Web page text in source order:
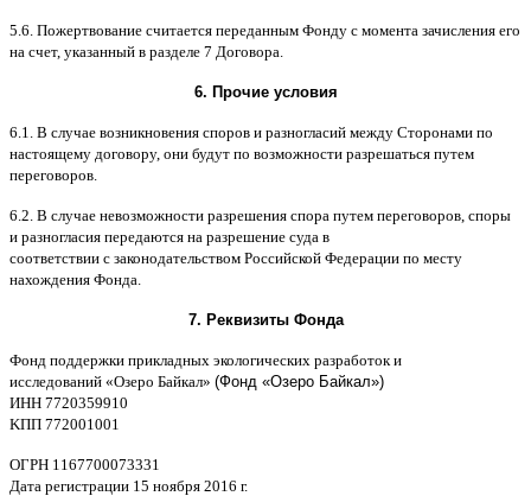
5.6. Пожертвование считается переданным Фонду с момента зачисления его
на счет, указанный в разделе 7 Договора
6. Прочие условия
6.1. B случае возникновения споров и разногласий между Сторонами по
настоящему договору, они будут по возможности разрешаться путем
переговоров
6.2. B случае невозможности разрешения спора путем переговоров споры
и разногласия передаются на разрешение суда в
соответствии c законодательством Российской Федерации по месту
нахождения Фонда
7. Реквизиты Фонда
Фонд поддержки прикладных экологических разработок и
исследований «Озеро Байкал» (Фонд «Озеро Байкал»)
ИНН 7720359910
KПП 772001001
ОГРН 1167700073331
Дата регистрации 15 ноября 2016 г.